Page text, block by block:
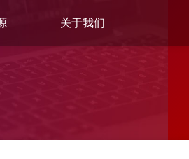
关于我们